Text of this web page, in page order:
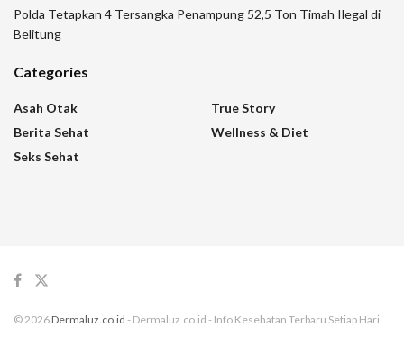
Polda Tetapkan 4 Tersangka Penampung 52,5 Ton Timah Ilegal di
Belitung
Categories
Asah Otak
Berita Sehat
Seks Sehat
True Story
Wellness & Diet
© 2026 Dermaluz.co.id - Dermaluz.co.id - Info Kesehatan Terbaru Setiap Hari.